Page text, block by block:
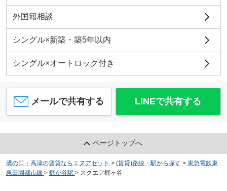
外国籍相談
シングル×新築・築5年以内
シングル×オートロック付き
メールで共有する LINEで共有する
ページトップへ
溝の口・高津の賃貸ならエヌアセット > (賃貸)路線・駅から探す > 東急電鉄東
急田園都市線 > 梶が谷駅 > スクエア梶ヶ谷